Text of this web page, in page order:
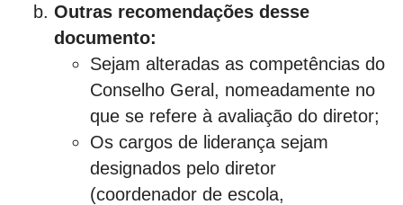
Outras recomendações desse
documento:
Sejam alteradas as competências do
Conselho Geral, nomeadamente no
que se refere à avaliação do diretor;
Os cargos de liderança sejam
designados pelo diretor
(coordenador de escola,